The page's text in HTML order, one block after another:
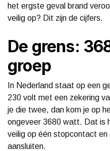
het ergste geval brand
veilig op? Dit zijn de cijfers.
De grens:
groep
In Nederland staat op een
230 volt met een zekering
je die twee, dan kom je op
ongeveer 3680 watt. Dat is
veilig op één stopcontact
aansluiten.